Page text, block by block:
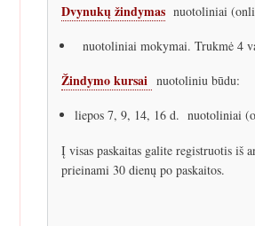
Dvynukų žindymas nuotoliniai
nuotoliniai mokymai. Trukmė 4
Žindymo kursai nuotoliniu būdu:
liepos 7, 9, 14, 16 d. nuotoliniai
Į visas paskaitas galite registruotis iš
prieinami 30 dienų po paskaitos.